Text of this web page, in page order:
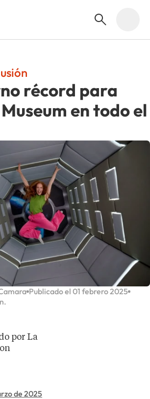
récord para
en todo el
Publicado el 01 febrero 2025
por La
de 2025